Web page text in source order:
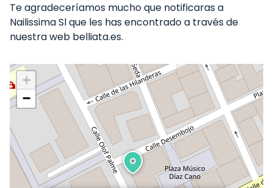
Te agradeceríamos mucho que notificaras a
Nailissima Sl que les has encontrado a través de
nuestra web belliata.es.
+
−